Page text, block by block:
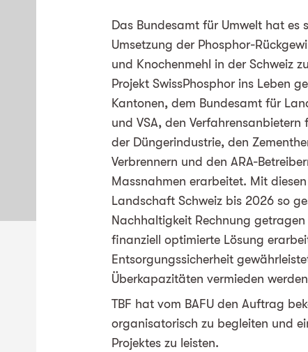
Das Bundesamt für Umwelt hat
Umsetzung der Phosphor-
und Knochenmehl in der Schweiz
Projekt SwissPhosphor ins Leben
Kantonen, dem Bundesamt für
und VSA, den
der Düngerindustrie, den
Verbrennern und den ARA-
Massnahmen erarbeitet. Mit
Landschaft Schweiz bis 2026 so
Nachhaltigkeit Rechnung
finanziell optimierte Lösung
Entsorgungssicherheit
Überkapazitäten vermieden
TBF hat vom BAFU den Auftrag
organisatorisch zu begleiten und
Projektes zu leisten.